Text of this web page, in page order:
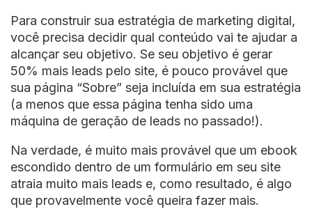
Para construir sua estratégia de marketing digital,
você precisa decidir qual conteúdo vai te ajudar a
alcançar seu objetivo. Se seu objetivo é gerar
50% mais leads pelo site, é pouco provável que
sua página “Sobre” seja incluída em sua estratégia
(a menos que essa página tenha sido uma
máquina de geração de leads no passado!).
Na verdade, é muito mais provável que um ebook
escondido dentro de um formulário em seu site
atraia muito mais leads e, como resultado, é algo
que provavelmente você queira fazer mais.